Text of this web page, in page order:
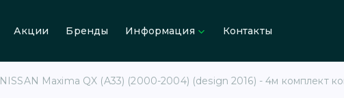
Акции Бренды Информация Контакты
NISSAN Maxima QX (A33) (2000-2004) (design 2016) - 4м комплект